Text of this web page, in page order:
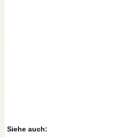
Siehe auch: